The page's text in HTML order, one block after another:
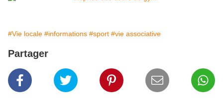
#Vie locale #informations #sport #vie associative
Partager